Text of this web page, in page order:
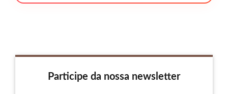
Participe da nossa newsletter